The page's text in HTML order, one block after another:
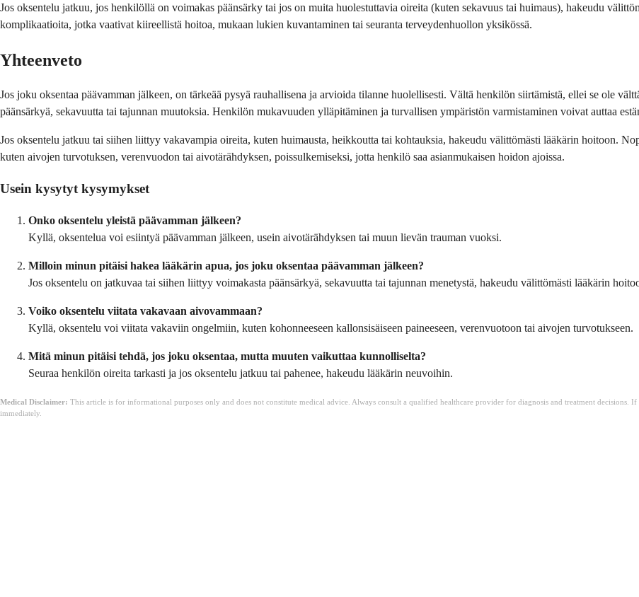
Jos oksentelu jatkuu, jos henkilöllä on voimakas päänsärky tai jos on muita huolestuttavia oireita (kuten sekavuus tai huimaus), hakeudu
komplikaatioita, jotka vaativat kiireellistä hoitoa, mukaan lukien kuvantaminen tai seuranta terveydenhuollon yksikössä.
Yhteenveto
Jos joku oksentaa päävamman jälkeen, on tärkeää pysyä rauhallisena ja arvioida tilanne huolellisesti. Vältä henkilön siirtämistä, ellei se ole
päänsärkyä, sekavuutta tai tajunnan muutoksia. Henkilön mukavuuden ylläpitäminen ja turvallisen ympäristön varmistaminen voivat auttaa
Jos oksentelu jatkuu tai siihen liittyy vakavampia oireita, kuten huimausta, heikkoutta tai kohtauksia, hakeudu välittömästi lääkärin hoitoon.
kuten aivojen turvotuksen, verenvuodon tai aivotärähdyksen, poissulkemiseksi, jotta henkilö saa asianmukaisen hoidon ajoissa.
Usein kysytyt kysymykset
Onko oksentelu yleistä päävamman jälkeen?
Kyllä, oksentelua voi esiintyä päävamman jälkeen, usein aivotärähdyksen tai muun lievän trauman vuoksi.
Milloin minun pitäisi hakea lääkärin apua, jos joku oksentaa päävamman jälkeen?
Jos oksentelu on jatkuvaa tai siihen liittyy voimakasta päänsärkyä, sekavuutta tai tajunnan menetystä, hakeudu välittömästi lääkärin
Voiko oksentelu viitata vakavaan aivovammaan?
Kyllä, oksentelu voi viitata vakaviin ongelmiin, kuten kohonneeseen kallonsisäiseen paineeseen, verenvuotoon tai aivojen turvotukseen.
Mitä minun pitäisi tehdä, jos joku oksentaa, mutta muuten vaikuttaa kunnolliselta?
Seuraa henkilön oireita tarkasti ja jos oksentelu jatkuu tai pahenee, hakeudu lääkärin neuvoihin.
Medical Disclaimer: This article is for informational purposes only and does not constitute medical advice. Always consult a qualified healthcare provider for diagnosis and treatment decisions.
immediately.